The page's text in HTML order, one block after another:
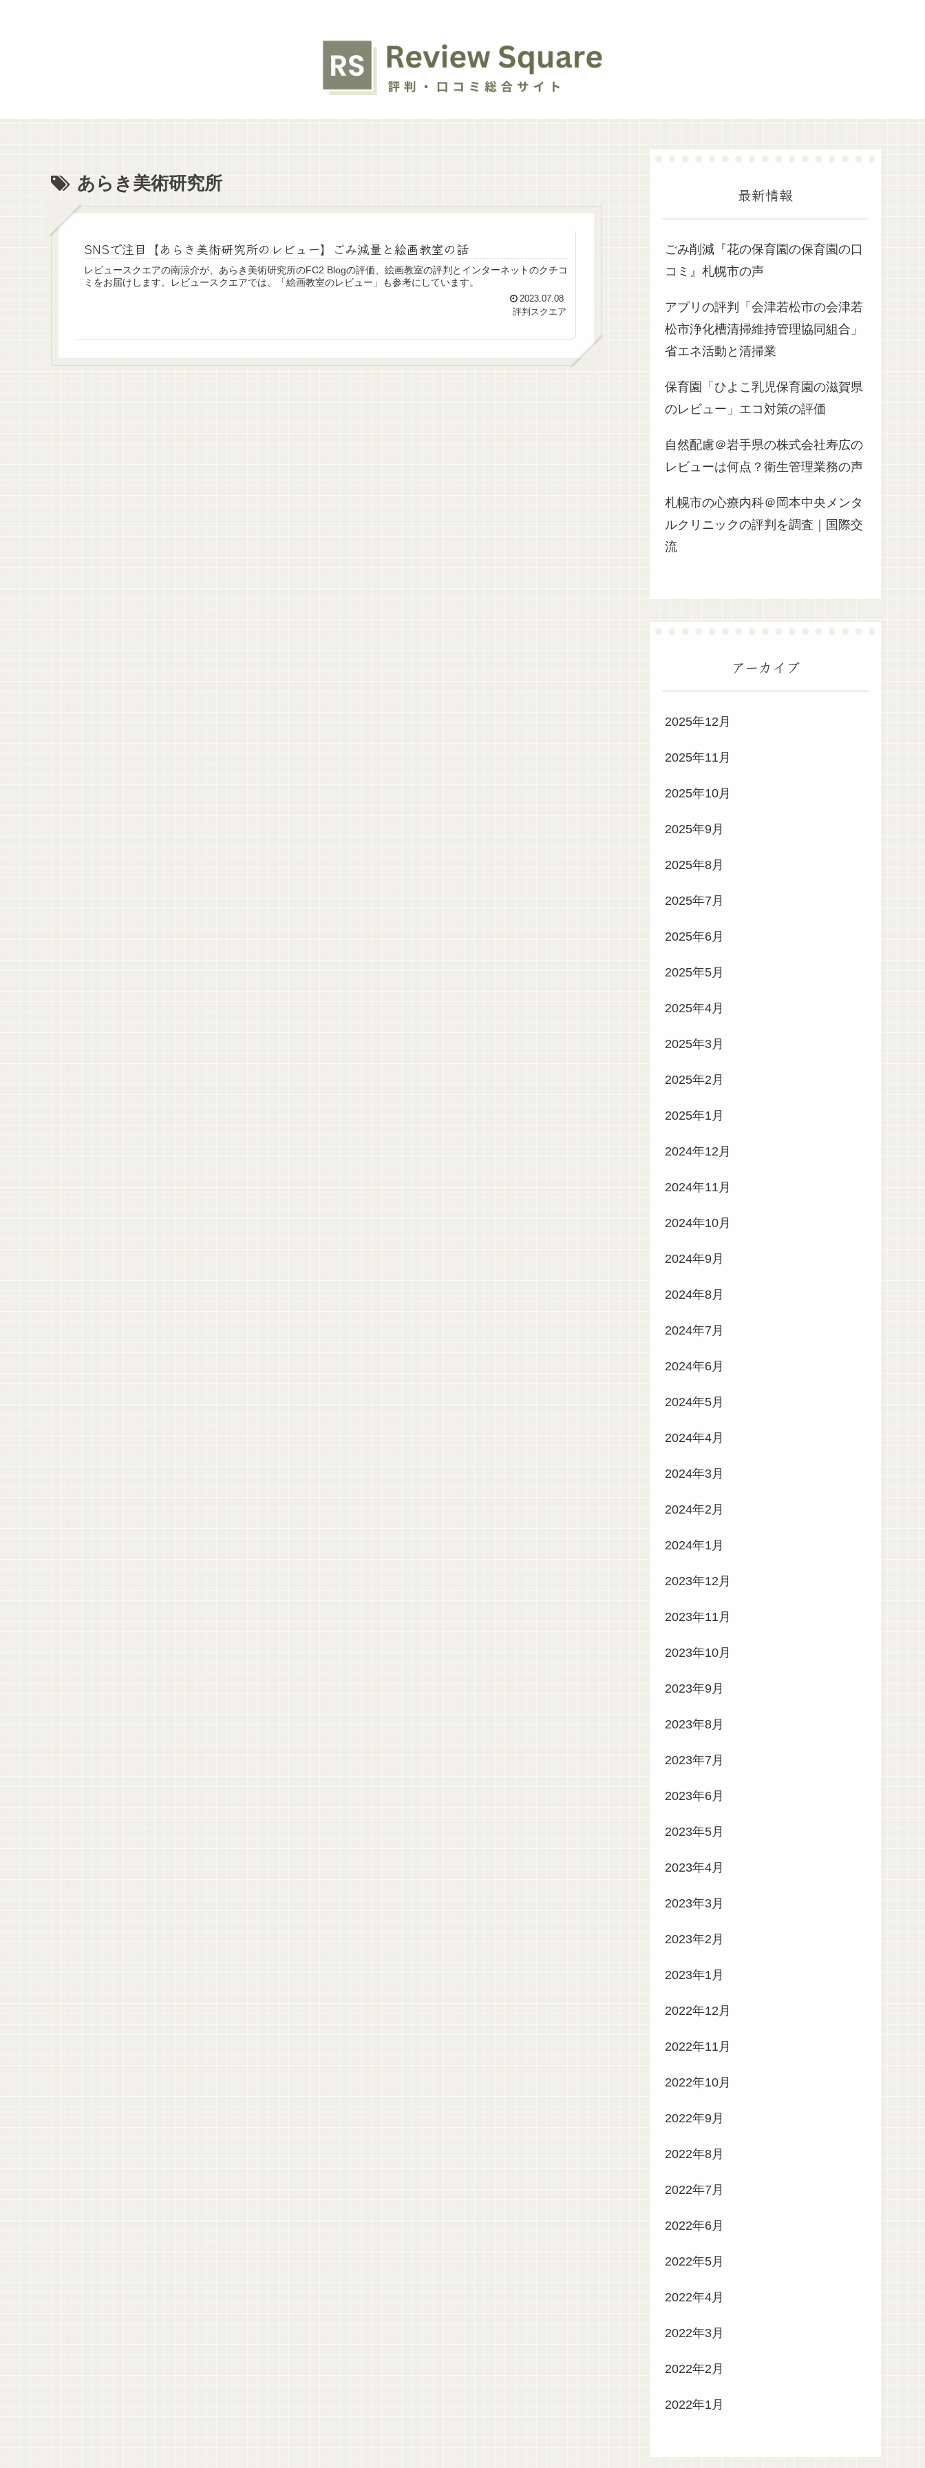
あらき美術研究所
SNSで注目【あらき美術研究所のレビュー】ごみ減量と絵画教室の話
レビュースクエアの南涼介が、あらき美術研究所のFC2 Blogの評価、絵画教室の評判とインターネットのクチコ
ミをお届けします。レビュースクエアでは、「絵画教室のレビュー」も参考にしています。
2023.07.08
評判スクエア
最新情報
ごみ削減『花の保育園の保育園の口
コミ』札幌市の声
アプリの評判「会津若松市の会津若
松市浄化槽清掃維持管理協同組合」
省エネ活動と清掃業
保育園「ひよこ乳児保育園の滋賀県
のレビュー」エコ対策の評価
自然配慮＠岩手県の株式会社寿広の
レビューは何点？衛生管理業務の声
札幌市の心療内科＠岡本中央メンタ
ルクリニックの評判を調査｜国際交
流
アーカイブ
2025年12月
2025年11月
2025年10月
2025年9月
2025年8月
2025年7月
2025年6月
2025年5月
2025年4月
2025年3月
2025年2月
2025年1月
2024年12月
2024年11月
2024年10月
2024年9月
2024年8月
2024年7月
2024年6月
2024年5月
2024年4月
2024年3月
2024年2月
2024年1月
2023年12月
2023年11月
2023年10月
2023年9月
2023年8月
2023年7月
2023年6月
2023年5月
2023年4月
2023年3月
2023年2月
2023年1月
2022年12月
2022年11月
2022年10月
2022年9月
2022年8月
2022年7月
2022年6月
2022年5月
2022年4月
2022年3月
2022年2月
2022年1月